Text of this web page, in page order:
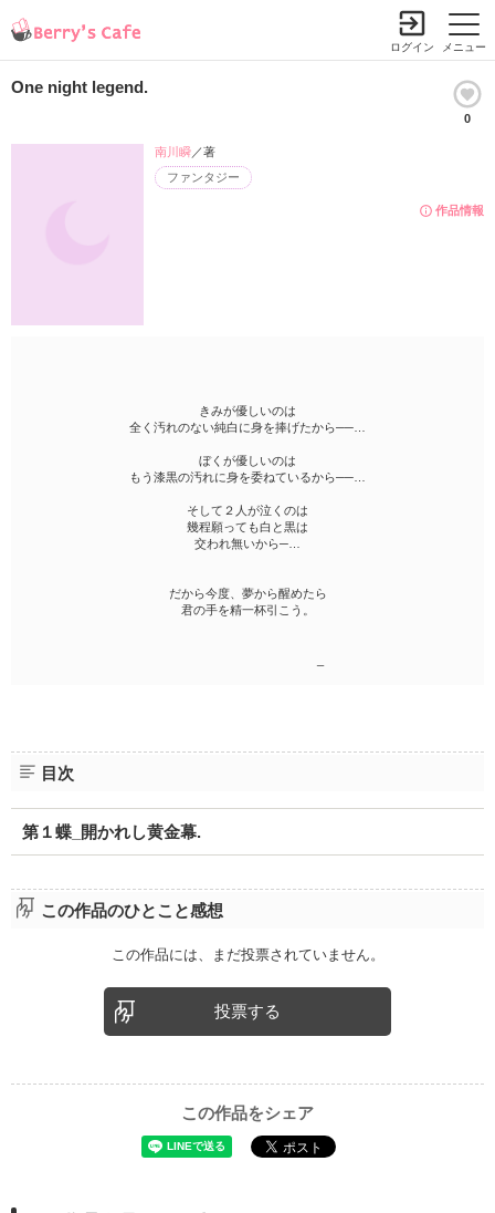
メニュー
ログイン
One night legend.
0
作品情報
ファンタジー
南川瞬／著
きみが優しいのは
全く汚れのない純白に身を捧げたから──…
ぼくが優しいのは
もう漆黒の汚れに身を委ねているから──…
そして２人が泣くのは
幾程願っても白と黒は
交われ無いから─…
だから今度、夢から醒めたら
君の手を精一杯引こう。
目次
第１蝶_開かれし黄金幕.
この作品のひとこと感想
この作品には、まだ投票されていません。
投票する
この作品をシェア